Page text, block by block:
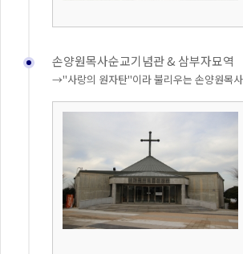
손양원목사순교기념관 & 삼부자묘역
→"사랑의 원자탄"이라 불리우는 손양원목